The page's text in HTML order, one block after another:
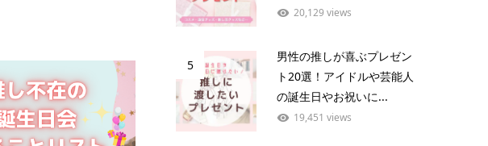
20,129 views
5
男性の推しが喜ぶプレゼン
ト20選！アイドルや芸能人
の誕生日やお祝いに...
19,451 views